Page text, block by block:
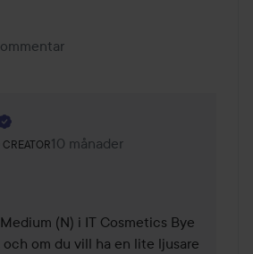
CREATORroll: Lyko Creator.
10 månader
Kommentaren lades 10 månader
(N) i IT Cosmetics Bye
och om du vill ha en lite ljusare